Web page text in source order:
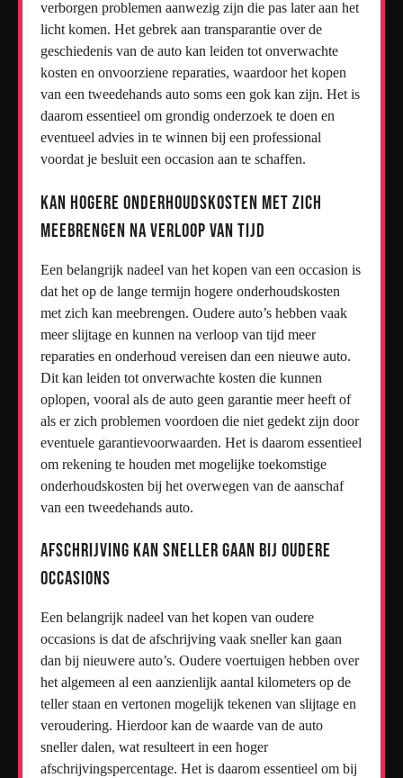
verborgen problemen aanwezig zijn die pas later aan het
licht komen. Het gebrek aan transparantie over de
geschiedenis van de auto kan leiden tot onverwachte
kosten en onvoorziene reparaties, waardoor het kopen
van een tweedehands auto soms een gok kan zijn. Het is
daarom essentieel om grondig onderzoek te doen en
eventueel advies in te winnen bij een professional
voordat je besluit een occasion aan te schaffen.
Kan hogere onderhoudskosten met zich
meebrengen na verloop van tijd
Een belangrijk nadeel van het kopen van een occasion is
dat het op de lange termijn hogere onderhoudskosten
met zich kan meebrengen. Oudere auto’s hebben vaak
meer slijtage en kunnen na verloop van tijd meer
reparaties en onderhoud vereisen dan een nieuwe auto.
Dit kan leiden tot onverwachte kosten die kunnen
oplopen, vooral als de auto geen garantie meer heeft of
als er zich problemen voordoen die niet gedekt zijn door
eventuele garantievoorwaarden. Het is daarom essentieel
om rekening te houden met mogelijke toekomstige
onderhoudskosten bij het overwegen van de aanschaf
van een tweedehands auto.
Afschrijving kan sneller gaan bij oudere
occasions
Een belangrijk nadeel van het kopen van oudere
occasions is dat de afschrijving vaak sneller kan gaan
dan bij nieuwere auto’s. Oudere voertuigen hebben over
het algemeen al een aanzienlijk aantal kilometers op de
teller staan en vertonen mogelijk tekenen van slijtage en
veroudering. Hierdoor kan de waarde van de auto
sneller dalen, wat resulteert in een hoger
afschrijvingspercentage. Het is daarom essentieel om bij